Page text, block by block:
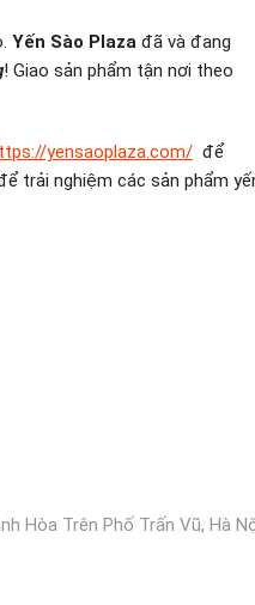
Yến Sào Plaza đã và đang
! Giao sản phẩm tận nơi theo
yensaoplaza.com/ để
trải nghiệm các sản phẩm
Hòa Trên Phố Trấn Vũ, Hà